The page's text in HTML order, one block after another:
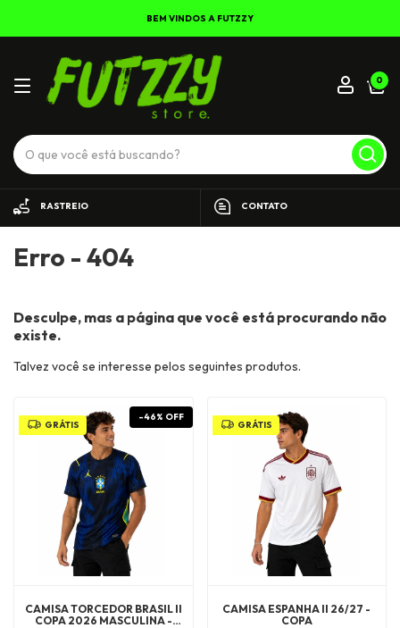
BEM VINDOS A FUTZZY
0
RASTREIO CONTATO
Erro - 404
Desculpe, mas a página que você está procurando não
existe.
Talvez você se interesse pelos seguintes produtos.
GRÁTIS
CAMISA TORCEDOR BRASIL II
COPA 2026 MASCULINA -
-46% OFF
GRÁTIS
CAMISA ESPANHA II 26/27 -
COPA